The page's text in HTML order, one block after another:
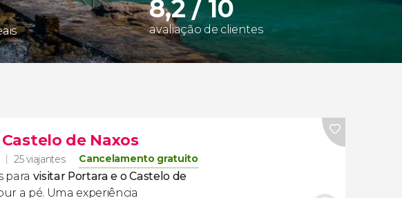
8,2 / 10
avaliação de clientes
de Naxos
25 viajantes Cancelamento gratuito
para visitar Portara e o Castelo de
a pé. Uma experiência